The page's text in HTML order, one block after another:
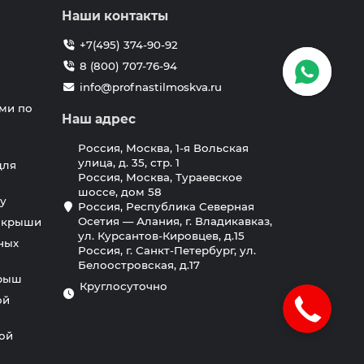
по
крыши
Наши контакты
+7(495) 374-90-92
8 (800) 707-76-94
info@profnastilmoskva.ru
Наш адрес
Россия, Москва, 1-я Вольская
улица, д. 35, стр. 1
Россия, Москва, Тураевское
шоссе, дом 58
Россия, Республика Северная
Осетия — Алания, г. Владикавказ,
ул. Курсантов-Кировцев, д.15
Россия, г. Санкт-Петербург, ул.
Белоостровская, д.17
Круглосуточно